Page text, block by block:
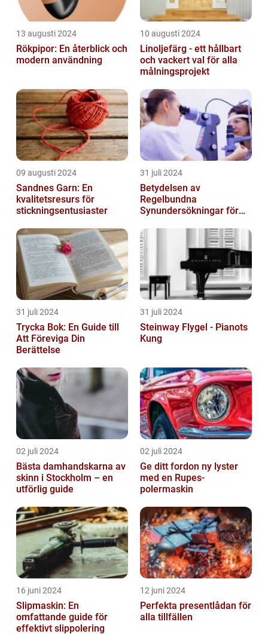
13 augusti 2024
Rökpipor: En återblick och
modern användning
10 augusti 2024
Linoljefärg - ett hållbart
och vackert val för alla
målningsprojekt
09 augusti 2024
Sandnes Garn: En
kvalitetsresurs för
stickningsentusiaster
31 juli 2024
Betydelsen av
Regelbundna
Synundersökningar för
31 juli 2024
Trycka Bok: En Guide till
Att Föreviga Din
Berättelse
31 juli 2024
Steinway Flygel - Pianots
Kung
02 juli 2024
Bästa damhandskarna av
skinn i Stockholm – en
utförlig guide
02 juli 2024
Ge ditt fordon ny lyster
med en Rupes-
polermaskin
16 juni 2024
Slipmaskin: En
omfattande guide för
effektivt slippolering
12 juni 2024
Perfekta presentlådan för
alla tillfällen